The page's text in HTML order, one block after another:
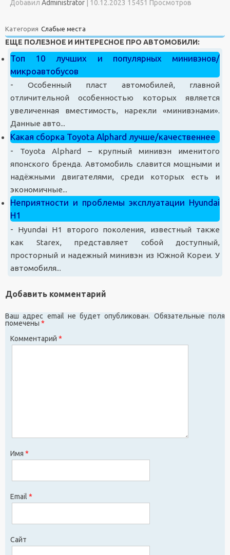
Добавил Administrator 10.12.2023 15451 Просмотров
Категория Слабые места
ЕЩЕ ПОЛЕЗНОЕ И ИНТЕРЕСНОЕ ПРО АВТОМОБИЛИ:
Топ 10 лучших и популярных минивэнов/
микроавтобусов
- Особенный пласт автомобилей, главной
отличительной особенностью которых является
увеличенная вместимость, нарекли «минивэнами».
Данные авто...
Какая сборка Toyota Alphard лучше/качественнее
-
Toyota Alphard – крупный минивэн именитого
японского бренда. Автомобиль славится мощными и
надёжными двигателями, среди которых есть и
экономичные...
Неприятности и проблемы эксплуатации Hyundai
H1
-
Hyundai H1 второго поколения, известный также
как Starex, представляет собой доступный,
просторный и надежный минивэн из Южной Кореи. У
автомобиля...
Добавить комментарий
Ваш адрес email не будет опубликован. Обязательные поля
помечены *
Комментарий *
Имя *
Email *
Сайт